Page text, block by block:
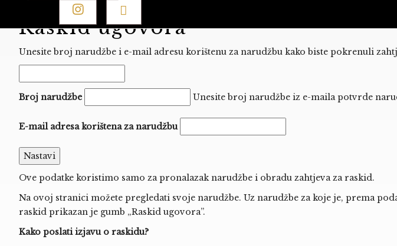
Raskid ugovora
Unesite broj narudžbe i e-mail adresu korištenu za narudžbu kako biste pokrenuli
Broj narudžbe Unesite broj narudžbe iz e-maila potvrde
E-mail adresa korištena za narudžbu
Nastavi
Ove podatke koristimo samo za pronalazak narudžbe i obradu zahtjeva za raskid.
Na ovoj stranici možete pregledati svoje narudžbe. Uz narudžbe za koje je, prema
raskid prikazan je gumb „Raskid ugovora”.
Kako poslati izjavu o raskidu?